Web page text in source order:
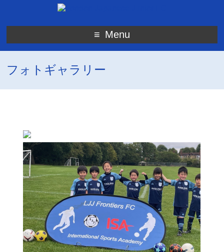
Menu
フォトギャラリー